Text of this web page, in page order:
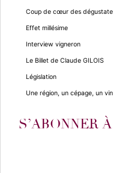
Coup de cœur des
Effet millésime
Interview vigneron
Le Billet de Claude GILOIS
Législation
Une région, un cépage, un vin
S’ABONNER